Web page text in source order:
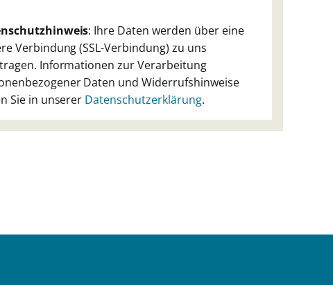
: Ihre Daten werden über eine
Verbindung (SSL-Verbindung) zu uns
Informationen zur Verarbeitung
Daten und Widerrufshinweise
Sie in unserer Datenschutzerklärung.